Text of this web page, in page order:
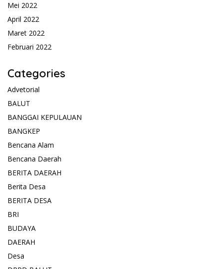
Mei 2022
April 2022
Maret 2022
Februari 2022
Categories
Advetorial
BALUT
BANGGAI KEPULAUAN
BANGKEP
Bencana Alam
Bencana Daerah
BERITA DAERAH
Berita Desa
BERITA DESA
BRI
BUDAYA
DAERAH
Desa